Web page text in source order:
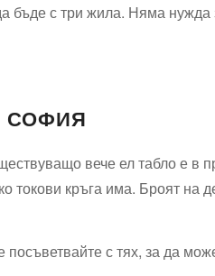
бъде с три жила. Няма
СОФИЯ
вече ел табло е в
токови кръга има. Броят
с тях, за да